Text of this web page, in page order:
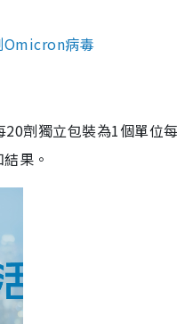
Omicron病毒
劑獨立包裝為1個單位
果。